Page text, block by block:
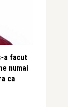
a facut
numai
ca